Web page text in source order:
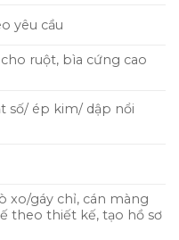
yêu cầu
ruột, bìa cứng cao
số/ ép kim/ dập nổi
xo/gáy chỉ, cán màng
theo thiết kế, tạo hồ sơ